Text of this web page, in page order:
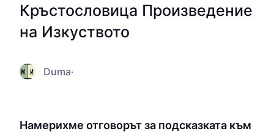
Кръстословица Произведение
на Изкуството
Duma·
Намерихме отговорът за подсказката към